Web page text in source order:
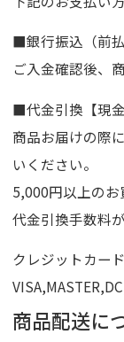
■銀行振込（前払
ご入金確認後、
■代金引換【現
商品お届けの際
いください。
5,000円以上の
代金引換手数料
クレジットカード
商品配送に